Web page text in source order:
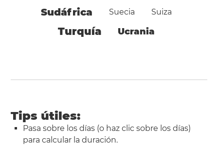
Sudáfrica Suecia Suiza
Turquía Ucrania
Tips útiles:
Pasa sobre los días (o haz clic sobre los días)
para calcular la duración.